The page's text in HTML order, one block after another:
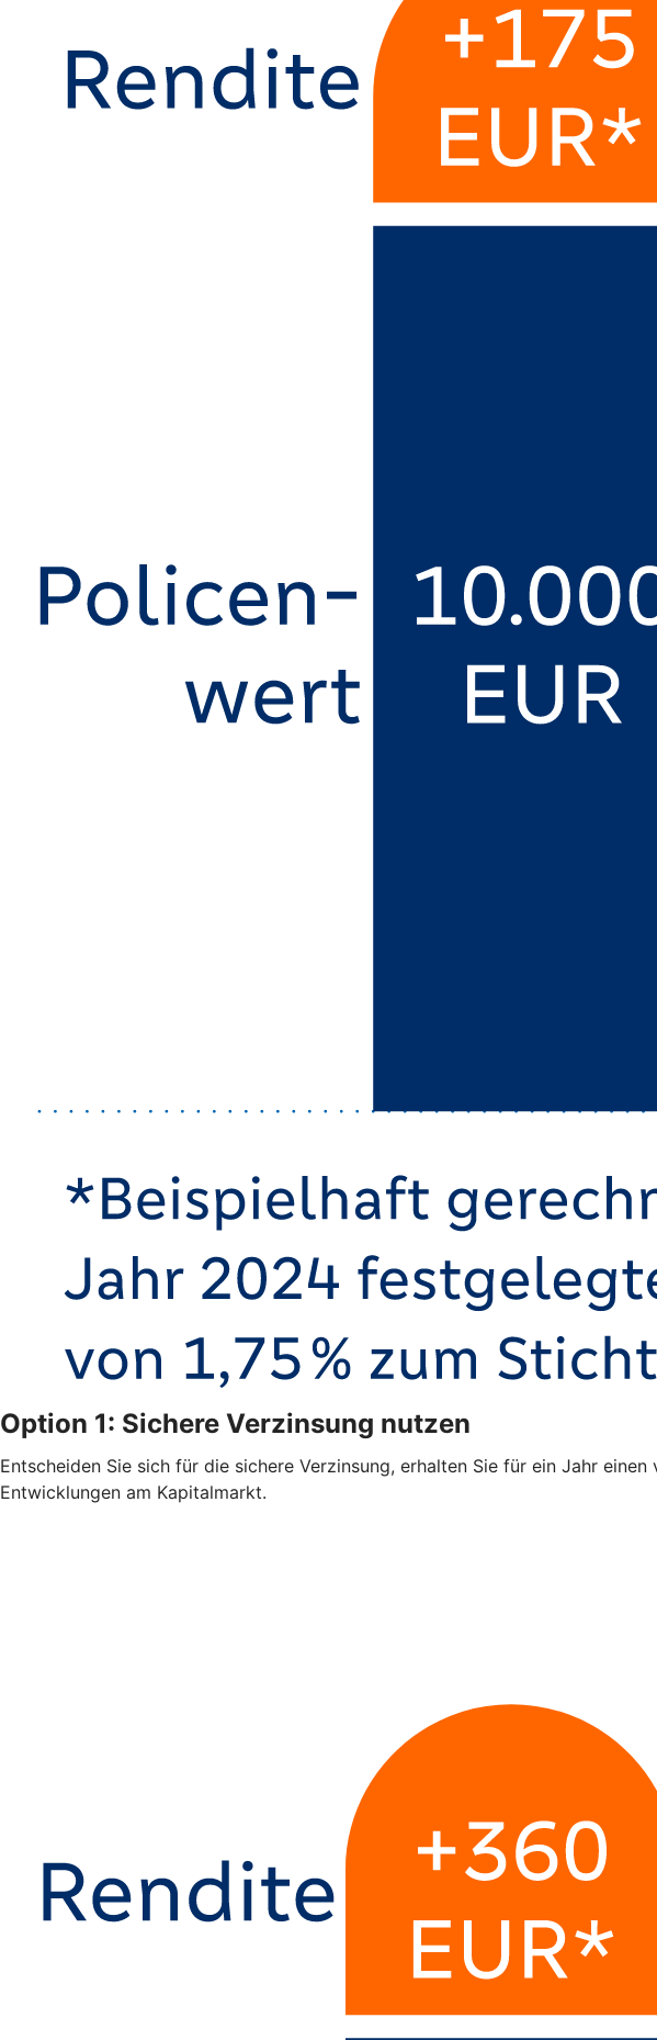
Option 1: Sichere Verzinsung nutzen
Entscheiden Sie sich für die sichere Verzinsung, erhalten Sie für ein Jahr
Entwicklungen am Kapitalmarkt.